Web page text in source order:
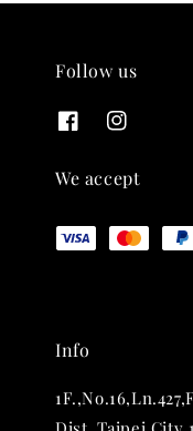
THT 九週年
NT$ 880
Follow us
We accept
Info